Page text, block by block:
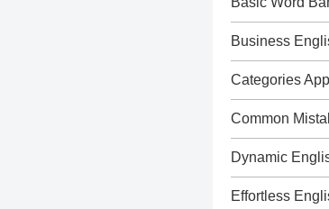
Business
Categories
Common
Dynamic
Effortless